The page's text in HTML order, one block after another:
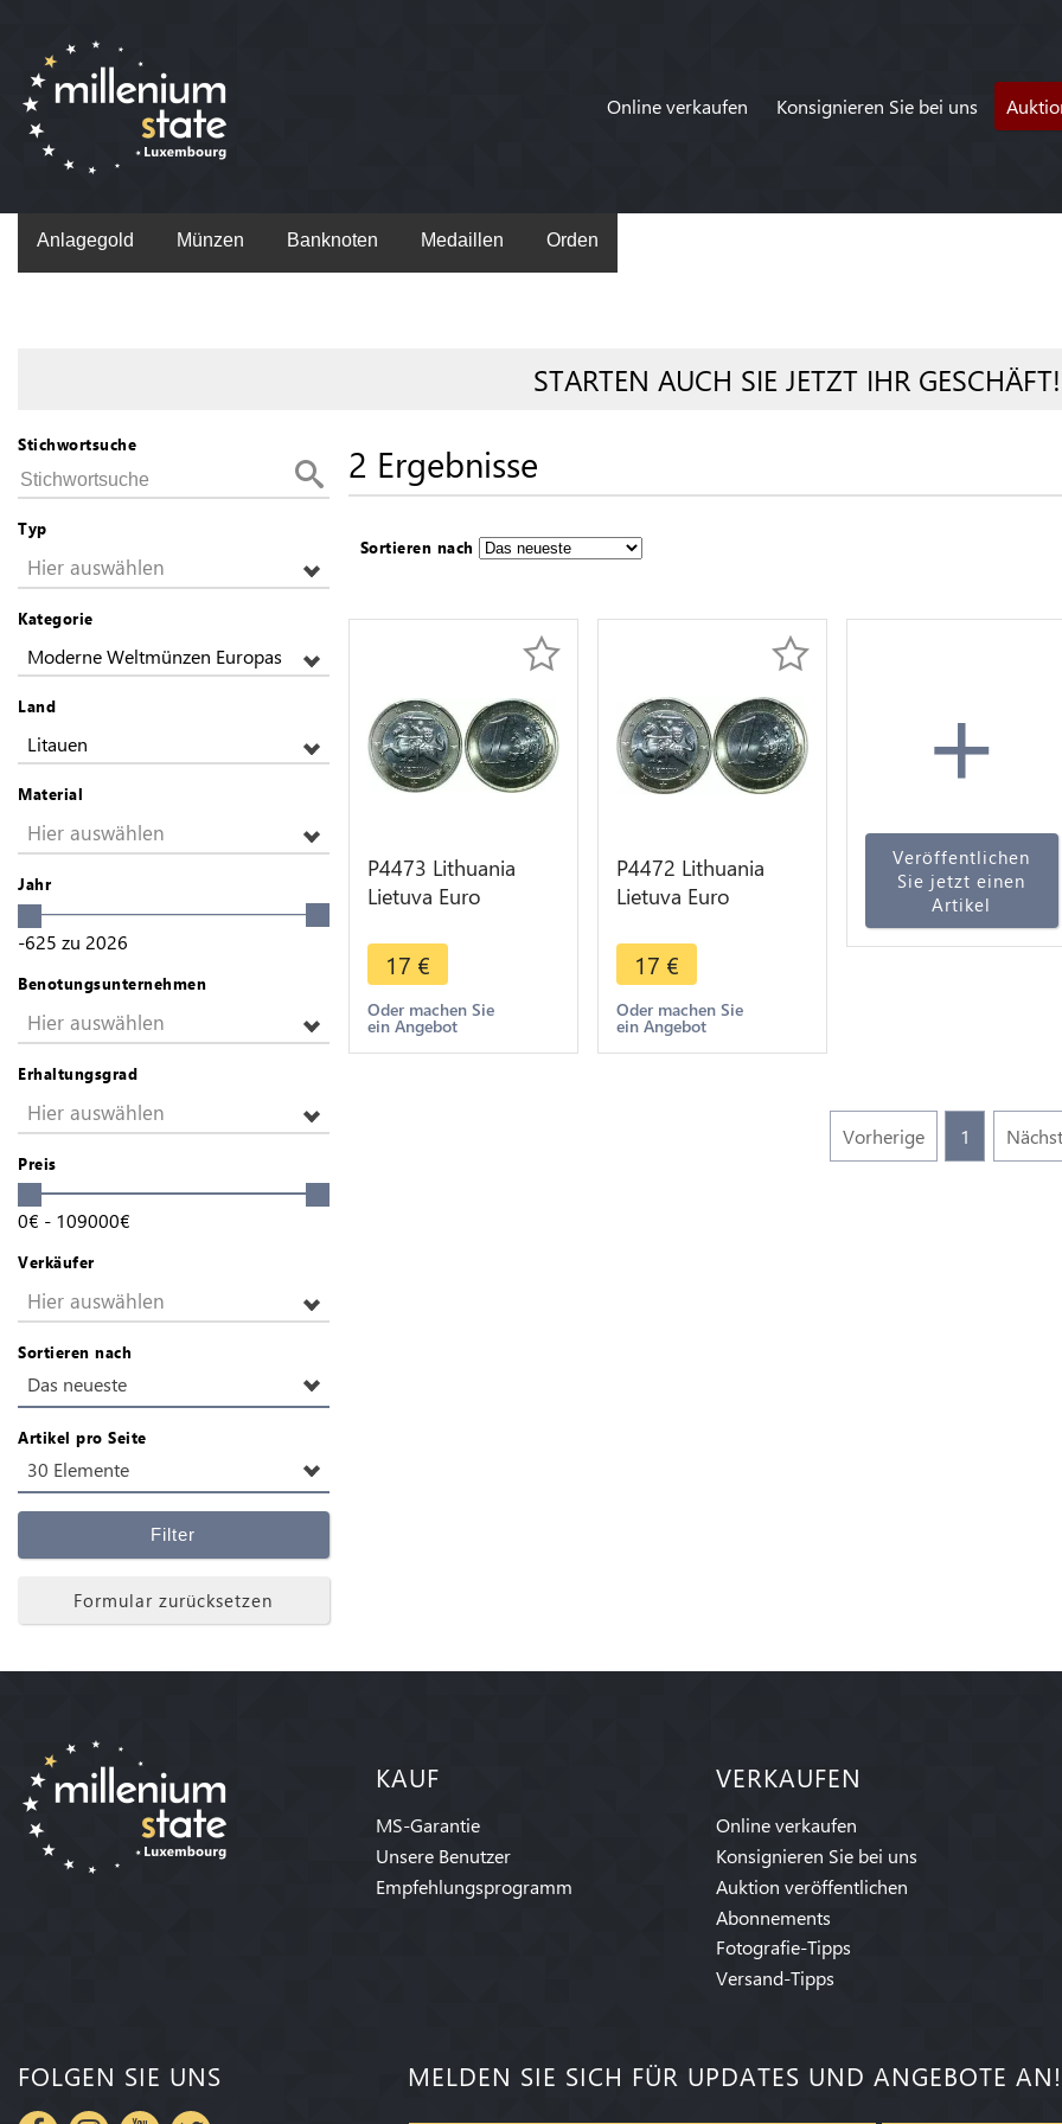
Online verkaufen Konsignieren Sie bei uns
Anlagegold Münzen Banknoten Medaillen Orden
STARTEN AUCH SIE JETZT IHR GESCHÄFT!
Stichwortsuche
Typ
Hier auswählen
Kategorie
Moderne Weltmünzen Europas
Land
Litauen
Material
Hier auswählen
Jahr
-625 zu 2026
Benotungsunternehmen
Hier auswählen
Erhaltungsgrad
Hier auswählen
Preis
0€ - 109000€
Verkäufer
Hier auswählen
Sortieren nach
Das neueste
Artikel pro Seite
30 Elemente
Filter
Formular zurücksetzen
2 Ergebnisse
Sortieren nach
P4473 Lithuania
Lietuva Euro
2015 PCGS BU UNC
17 €
Oder machen Sie
ein Angebot
P4472 Lithuania
Lietuva Euro
2015 NGC BU UNC
17 €
Oder machen Sie
ein Angebot
+
Veröffentlichen
Sie jetzt einen
Artikel
Vorherige 1
KAUF
MS-Garantie
Unsere Benutzer
Empfehlungsprogramm
VERKAUFEN
Online verkaufen
Konsignieren Sie bei uns
Auktion veröffentlichen
Abonnements
Fotografie-Tipps
Versand-Tipps
FOLGEN SIE UNS MELDEN SIE SICH FÜR UPDATES UND ANGEBOTE AN!